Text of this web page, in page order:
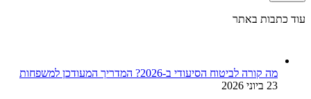
עוד כתבות באתר
מה קורה לביטוח הסיעודי ב-2026? המדריך המעודכן למשפחות
23 ביוני 2026